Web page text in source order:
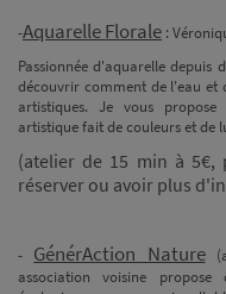
-Aquarelle Florale :
Passionnée d'aquarelle depuis
découvrir comment de l'eau et
artistiques. Je vous
artistique fait de couleurs et de
(atelier de 15 min à
réserver ou avoir plus
- GénérAction Nature
association voisine